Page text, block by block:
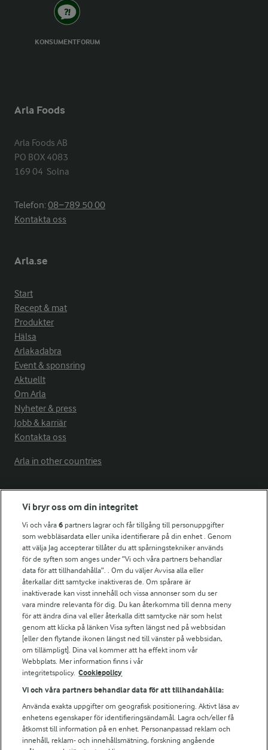
KONSUMENTFORUM
Arla Foods
Arla Foods AB
PO BOX 4083
169 04  Solna
Telefon:08−789 50 00
Kontakta oss
Arla.se
Start
Recept & mat
Produkter
Hälsa
Arlakadabra
Event & sponsring
Aktuellt
Om Arla
Nyheter & press
Jobb & karriär
Kontakta oss
Arla in other countries
Fler Arlasajter
För ägare
Arlas kundportal
Arla.com
Falbygdens Ost
Arla webbshop
Bildbank
Följ oss
Vi bryr oss om din integritet
Vi och våra6 partners lagrar och får tillgång till personuppgifter
som webbläsardata eller unika identifierare på din enhet . Genom
att välja Jag accepterar tillåter du att spårningstekniker används
för de syften som anges under ”Vi och våra partners behandlar
data för att tillhandahålla”. . Om du väljer Avvisa alla eller
återkallar ditt samtycke inaktiveras de. Om spårare är
inaktiverade kan visst innehåll och vissa annonser som du ser
vara mindre relevanta för dig. Du kan återkomma till denna meny
för att ändra dina val eller återkalla ditt samtycke när som helst
genom att klicka på länken Visa syften längst ned på webbsidan
[eller den flytande ikonen längst ned till vänster på webbsidan,
om tillämpligt]. Dina val kommer att ha effekt inom vår
Webbplats. Mer information finns i vår
integritetspolicy. Cookiepolicy
Vi och våra partners behandlar data för att tillhandahålla:
Använda exakta uppgifter om geografisk positionering. Aktivt läsa av
enhetens egenskaper för identifieringsändamål. Lagra och/eller få
åtkomst till information på en enhet. Personanpassad reklam och
innehåll, reklam- och innehållsmätning, forskning angående